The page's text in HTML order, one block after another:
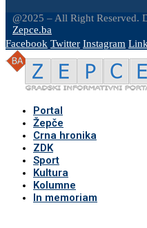
@2025 – All Right Reserved.
Zepce.ba
Facebook Twitter Instagram
Portal
Žepče
Crna hronika
ZDK
Sport
Kultura
Kolumne
In memoriam